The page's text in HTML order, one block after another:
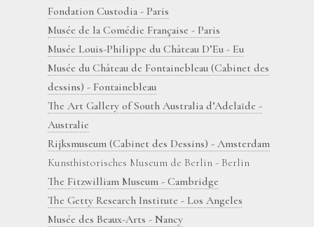
Fondation Custodia - Paris
Musée de la Comédie Française - Paris
Musée Louis-Philippe du Château D’Eu - Eu
Musée du Château de Fontainebleau (Cabinet des
dessins) - Fontainebleau
The Art Gallery of South Australia d’Adelaïde -
Australie
Rijksmuseum (Cabinet des Dessins) - Amsterdam
Kunsthistorisches Museum de Berlin - Berlin
The Fitzwilliam Museum - Cambridge
The Getty Research Institute - Los Angeles
Musée des Beaux-Arts - Nancy